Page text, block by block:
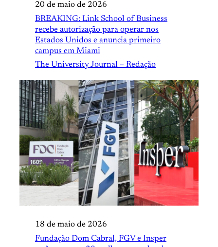
20 de maio de 2026
BREAKING: Link School of Business
recebe autorização para operar nos
Estados Unidos e anuncia primeiro
campus em Miami
The University Journal – Redação
18 de maio de 2026
Fundação Dom Cabral, FGV e Insper